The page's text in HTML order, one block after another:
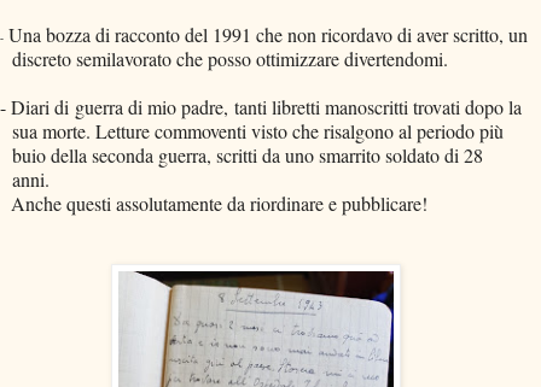
Una bozza di racconto del 1991 che non ricordavo di aver scritto, un
discreto semilavorato che posso ottimizzare divertendomi.
di guerra di mio padre, tanti libretti manoscritti trovati dopo la
sua morte. Letture commoventi visto che risalgono al periodo più
buio della seconda guerra, scritti da uno smarrito soldato di 28
anni.
questi assolutamente da riordinare e pubblicare!